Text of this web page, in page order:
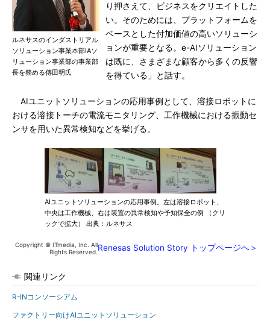
ルネサスのインダストリアル
ソリューション事業本部IAソ
リューション事業部の事業部
長を務める傳田明氏
り押さえて、ビジネスをクリエイトした
い。そのためには、プラットフォームを
ベースとした付加価値の高いソリューシ
ョンが重要となる。e-AIソリューション
は既に、さまざまな顧客から多くの反響
を得ている」と話す。
AIユニットソリューションの応用事例として、溶接ロボットに
おける溶接トーチの電流モニタリング、工作機械における振動セ
ンサを用いた異常検知などを挙げる。
AIユニットソリューションの応用事例。左は溶接ロボット、
中央は工作機械、右は装置の異常検知や予知保全の例 （クリ
ックで拡大） 出典：ルネサス
Renesas Solution Story トップページへ＞
Copyright © ITmedia, Inc. All
Rights Reserved.
関連リンク
R-INコンソーシアム
ファクトリー向けAIユニットソリューション